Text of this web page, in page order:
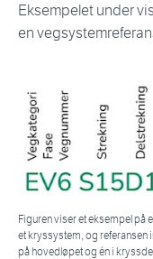
Eksempelet under
en
Figuren viser et eksempel på
et kryssystem, og referansen
på hovedløpet og én i